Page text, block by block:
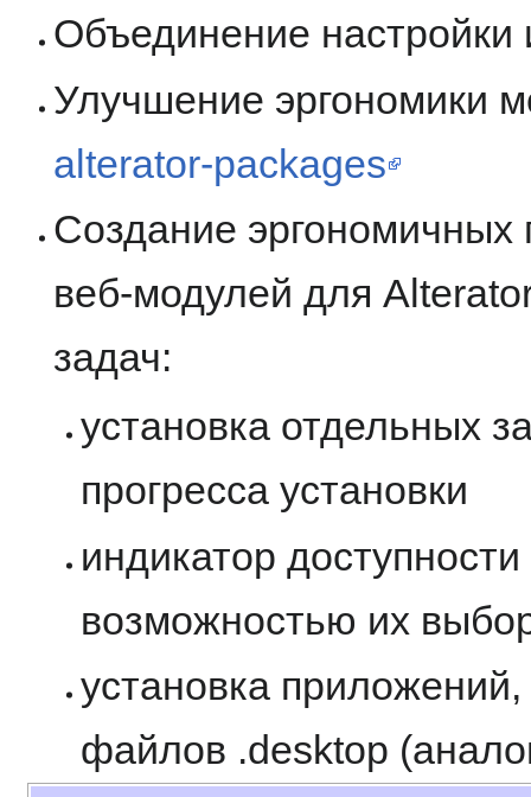
Объединение настройки
Улучшение эргономики
alterator-packages
Создание
веб-модулей для
задач:
установка отдельных
прогресса установки
индикатор
возможностью их
установка
файлов .desktop